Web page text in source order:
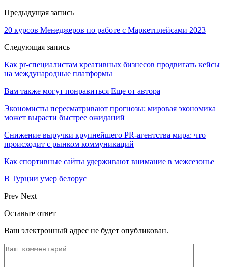
Предыдущая запись
20 курсов Менеджеров по работе с Маркетплейсами 2023
Следующая запись
Как pr-специалистам креативных бизнесов продвигать кейсы
на международные платформы
Вам также могут понравиться Еще от автора
Экономисты пересматривают прогнозы: мировая экономика
может вырасти быстрее ожиданий
Снижение выручки крупнейшего PR-агентства мира: что
происходит с рынком коммуникаций
Как спортивные сайты удерживают внимание в межсезонье
В Турции умер белорус
Prev Next
Оставьте ответ
Ваш электронный адрес не будет опубликован.